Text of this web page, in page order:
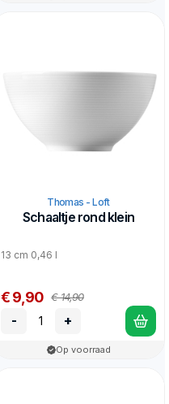
Thomas - Loft
Schaaltje rond klein
13 cm 0,46 l
€ 9,90 € 14,90
- +
Op voorraad